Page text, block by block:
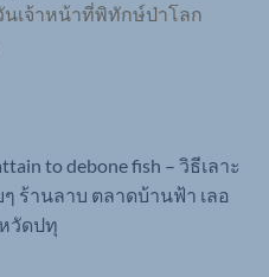
นเจ้าหน้าที่พิทักษ์ป่าโลก
to debone fish – วิธีเลาะ
ร้านลาบ ตลาดบ้านฟ้า เลอ
วัดปทุ